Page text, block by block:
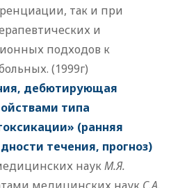
так и при
и
подходов к
(1999г)
дебютирующая
типа
(ранняя
течения, прогноз)
наукМ.Я.